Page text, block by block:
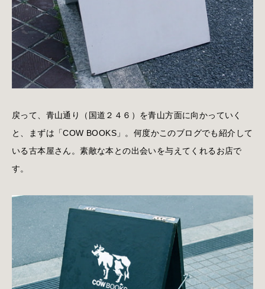
戻って、青山通り（国道２４６）を青山方面に向かっていく
と、まずは「COW BOOKS」。何度かこのブログでも紹介して
いる古本屋さん。素敵な本との出会いを与えてくれるお店で
す。